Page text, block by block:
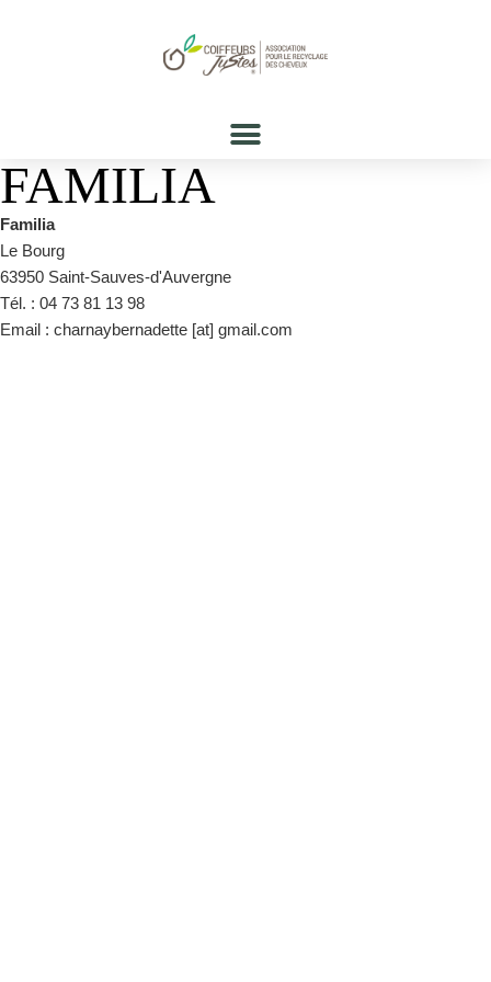
FAMILIA
Familia
Le Bourg
63950 Saint-Sauves-d'Auvergne
Tél. : 04 73 81 13 98
Email : charnaybernadette [at] gmail.com